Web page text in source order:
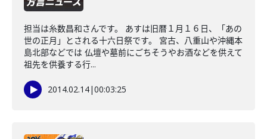
担当は糸数昌和さんです。 あすは旧暦１月１６日、「あの
世の正月」とされる十六日祭です。 宮古、八重山や沖縄本
島北部などでは 仏壇や墓前にごちそうやお酒などを供えて
祖先を供養する行...
2014.02.14|00:03:25